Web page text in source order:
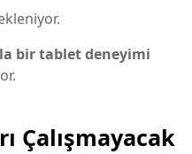
bir tablet deneyimi
Çalışmayacak